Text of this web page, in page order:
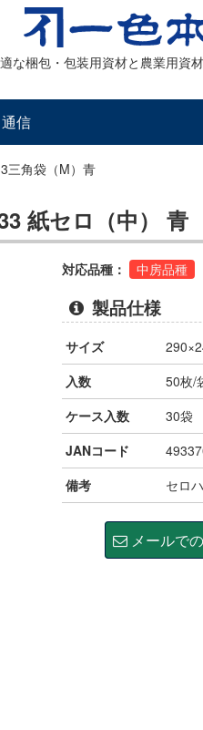
な梱包・包装用資材と農業用資
信
三角袋（M）青
紙セロ（中） 青
対応品種： 中房品種
製品仕様
サイズ
入数
50枚/
ケース入数
30袋
JANコード
備考
セロ
メールで